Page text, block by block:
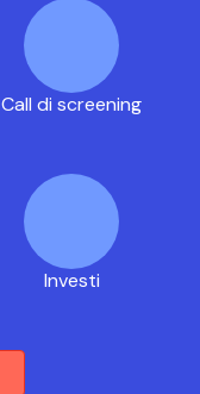
Call di screening
Investi